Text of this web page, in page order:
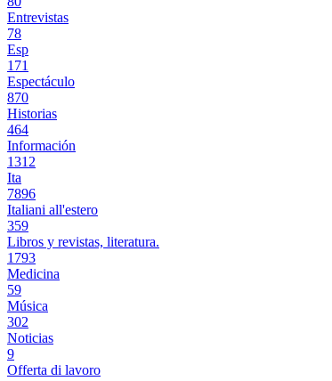
Entrevistas
78
Esp
171
Espectáculo
870
Historias
464
Información
1312
Ita
7896
Italiani all'estero
359
Libros y revistas, literatura.
1793
Medicina
59
Música
302
Noticias
9
Offerta di lavoro